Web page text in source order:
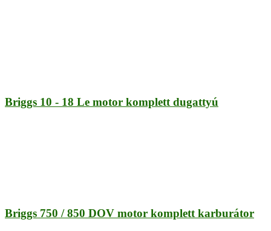
Briggs 10 - 18 Le motor komplett dugattyú
Briggs 750 / 850 DOV motor komplett karburátor